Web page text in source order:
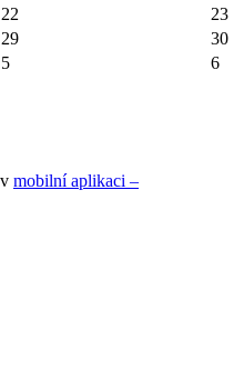
22
23
29
30
5 6
mobilní aplikaci –